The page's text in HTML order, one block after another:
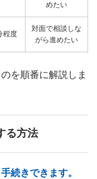
めたい
程度
対面で相談しな
がら進めたい
を順番に解説しま
る方法
続きできます。